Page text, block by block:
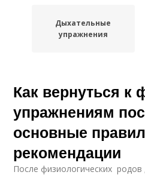
Дыхательные
упражнения
Как вернуться к
упражнениям
основные
рекомендации
После физиологических родов